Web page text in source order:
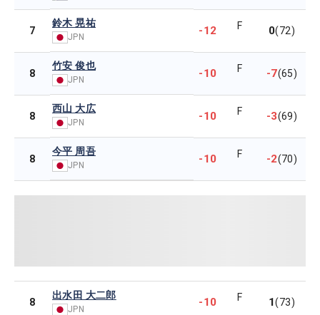
7
鈴木 晃祐
JPN -12 F 0(72)
8
竹安 俊也
JPN -10 F -7(65)
8
西山 大広
JPN -10 F -3(69)
8
今平 周吾
JPN -10 F -2(70)
8
出水田 大二郎
JPN
-10 F 1(73)